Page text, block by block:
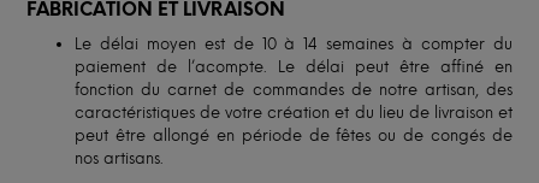
FABRICATION ET LIVRAISON
Le délai moyen est de 10 à 14 semaines à compter du
paiement de l’acompte. Le délai peut être affiné en
fonction du carnet de commandes de notre artisan, des
caractéristiques de votre création et du lieu de livraison et
peut être allongé en période de fêtes ou de congés de
nos artisans.